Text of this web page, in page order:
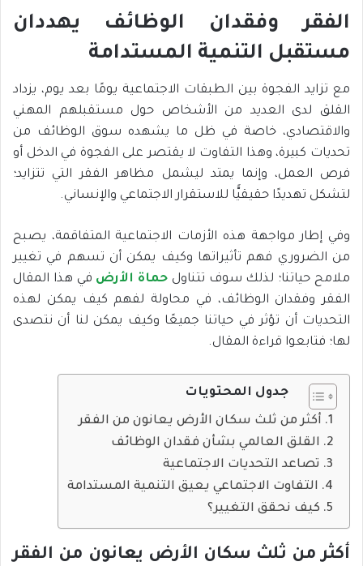
الفقر وفقدان الوظائف يهددان
مستقبل التنمية المستدامة
مع تزايد الفجوة بين الطبقات الاجتماعية يومًا بعد يوم، يزداد
القلق لدى العديد من الأشخاص حول مستقبلهم المهني
والاقتصادي، خاصة في ظل ما يشهده سوق الوظائف من
تحديات كبيرة، وهذا التفاوت لا يقتصر على الفجوة في الدخل أو
فرص العمل، وإنما يمتد ليشمل مظاهر الفقر التي تتزايد؛
لتشكل تهديدًا حقيقيًّا للاستقرار الاجتماعي والإنساني.
وفي إطار مواجهة هذه الأزمات الاجتماعية المتفاقمة، يصبح
من الضروري فهم تأثيراتها وكيف يمكن أن تسهم في تغيير
ملامح حياتنا؛ لذلك سوف تتناول حماة الأرض في هذا المقال
الفقر وفقدان الوظائف، في محاولة لفهم كيف يمكن لهذه
التحديات أن تؤثر في حياتنا جميعًا وكيف يمكن لنا أن نتصدى
لها؛ فتابعوا قراءة المقال.
جدول المحتويات
أكثر من ثلث سكان الأرض يعانون من الفقر
القلق العالمي بشأن فقدان الوظائف
تصاعد التحديات الاجتماعية
التفاوت الاجتماعي يعيق التنمية المستدامة
كيف نحقق التغيير؟
أكثر من ثلث سكان الأرض يعانون من الفقر